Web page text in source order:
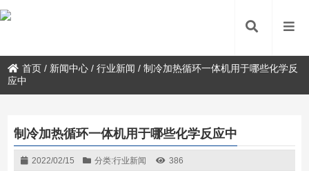
首页 / 新闻中心 /行业新闻 /制冷加热循环一体机用于哪些化学反
应中
制冷加热循环一体机用于哪些化学反应中
2022/02/15 分类:行业新闻 386